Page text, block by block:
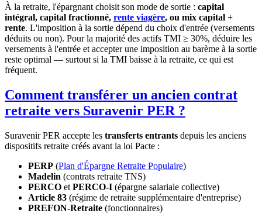
À la retraite, l'épargnant choisit son mode de sortie : capital
intégral, capital fractionné, rente viagère, ou mix capital +
rente. L'imposition à la sortie dépend du choix d'entrée (versements
déduits ou non). Pour la majorité des actifs TMI ≥ 30%, déduire les
versements à l'entrée et accepter une imposition au barème à la sortie
reste optimal — surtout si la TMI baisse à la retraite, ce qui est
fréquent.
Comment transférer un ancien contrat
retraite vers Suravenir PER ?
Suravenir PER accepte les transferts entrants depuis les anciens
dispositifs retraite créés avant la loi Pacte :
PERP (Plan d'Épargne Retraite Populaire)
Madelin (contrats retraite TNS)
PERCO et PERCO-I (épargne salariale collective)
Article 83 (régime de retraite supplémentaire d'entreprise)
PREFON-Retraite (fonctionnaires)